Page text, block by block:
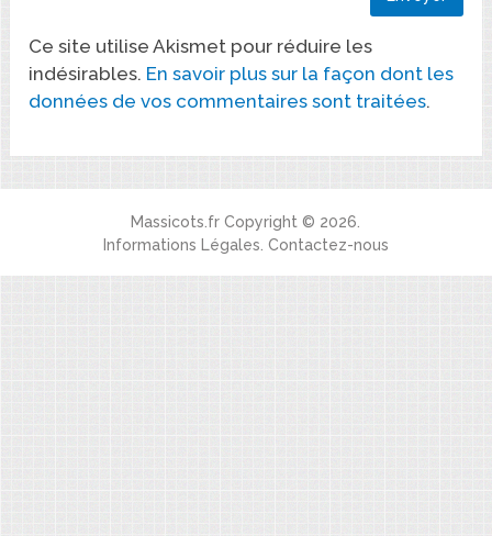
Ce site utilise Akismet pour réduire les
indésirables. En savoir plus sur la façon dont les
données de vos commentaires sont traitées.
Massicots.fr Copyright © 2026.
Informations Légales. Contactez-nous